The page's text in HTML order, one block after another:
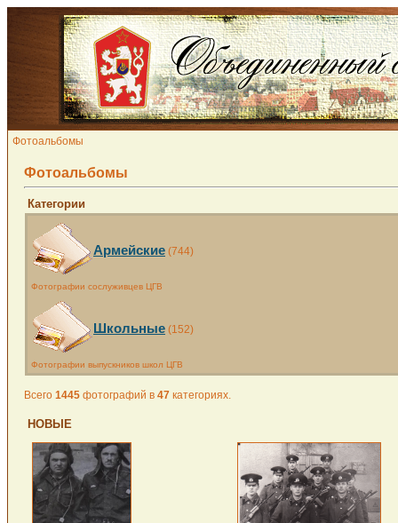
Фотоальбомы
Фотоальбомы
Категории
Армейские (744)
Фотографии сослуживцев ЦГВ
Школьные (152)
Фотографии выпускников школ ЦГВ
Всего 1445 фотографий в 47 категориях.
НОВЫЕ